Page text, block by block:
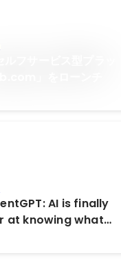
AI is finally
at knowing what
this matters for